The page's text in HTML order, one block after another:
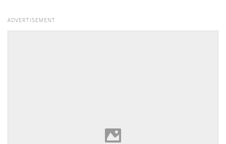
ADVERTISEMENT